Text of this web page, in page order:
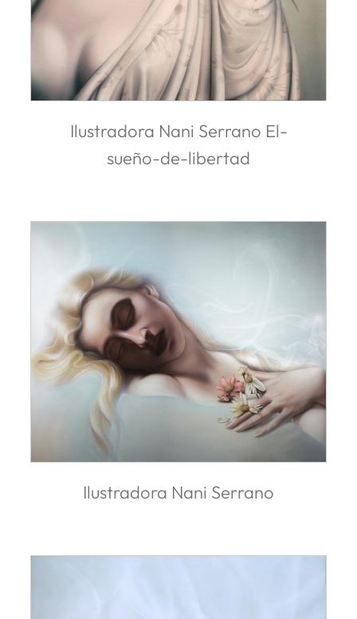
Ilustradora Nani Serrano El-
sueño-de-libertad
Ilustradora Nani Serrano